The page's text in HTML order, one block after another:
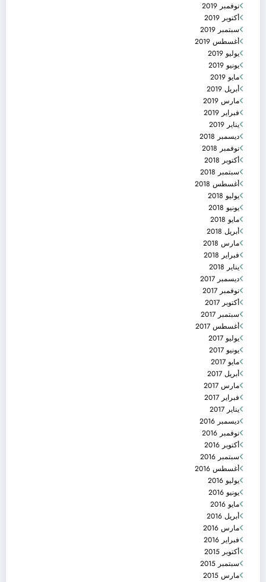
نوفمبر 2019
أكتوبر 2019
سبتمبر 2019
أغسطس 2019
يوليو 2019
يونيو 2019
مايو 2019
أبريل 2019
مارس 2019
فبراير 2019
يناير 2019
ديسمبر 2018
نوفمبر 2018
أكتوبر 2018
سبتمبر 2018
أغسطس 2018
يوليو 2018
يونيو 2018
مايو 2018
أبريل 2018
مارس 2018
فبراير 2018
يناير 2018
ديسمبر 2017
نوفمبر 2017
أكتوبر 2017
سبتمبر 2017
أغسطس 2017
يوليو 2017
يونيو 2017
مايو 2017
أبريل 2017
مارس 2017
فبراير 2017
يناير 2017
ديسمبر 2016
نوفمبر 2016
أكتوبر 2016
سبتمبر 2016
أغسطس 2016
يوليو 2016
يونيو 2016
مايو 2016
أبريل 2016
مارس 2016
فبراير 2016
أكتوبر 2015
سبتمبر 2015
مارس 2015